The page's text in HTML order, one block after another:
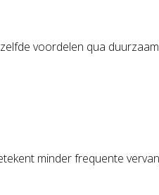
voordelen qua
minder frequente